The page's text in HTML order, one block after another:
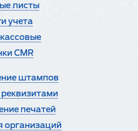
листы
учета
CMR
штампов
печатей
организаций